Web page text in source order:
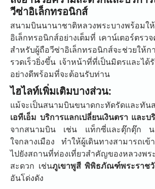
วีซ่าอิเล็กทรอนิกส์
สนามบินนานาชาติหลวงพระบางพร้อมใ
อิเล็กทรอนิกส์อย่างเต็มที่ เคาน์เตอร์ตรวจ
สำหรับผู้ถือวีซ่าอิเล็กทรอนิกส์จะช่วยให้ก
รวดเร็วยิ่งขึ้น เจ้าหน้าที่ที่เป็นมิตรและได้
อย่างดีพร้อมที่จะต้อนรับท่าน
ไฮไลท์เพิ่มเติมบางส่วน:
แม้จะเป็นสนามบินขนาดกะทัดรัดแ
เอทีเอ็ม บริการแลกเปลี่ยนเงินตรา และบ
จากสนามบิน เช่น แท็กซี่และตุ๊กตุ๊ก น
ใจกลางเมือง ทำให้ผู้เดินทางสามารถเข้
ไปยังสถานที่ท่องเที่ยวสำคัญของหลวงพร
สะดวก เช่นภูเขาพูสี พิพิธภัณฑ์พระราช
อันโด่งดัง